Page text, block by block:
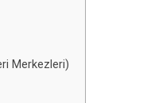
Merkezleri)